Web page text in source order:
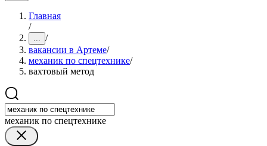
Главная
/
... /
вакансии в Артеме/
механик по спецтехнике/
вахтовый метод
механик по спецтехнике